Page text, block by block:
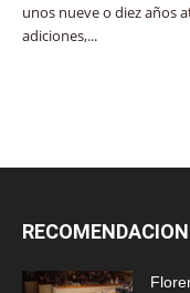
unos nueve o diez años
adiciones,...